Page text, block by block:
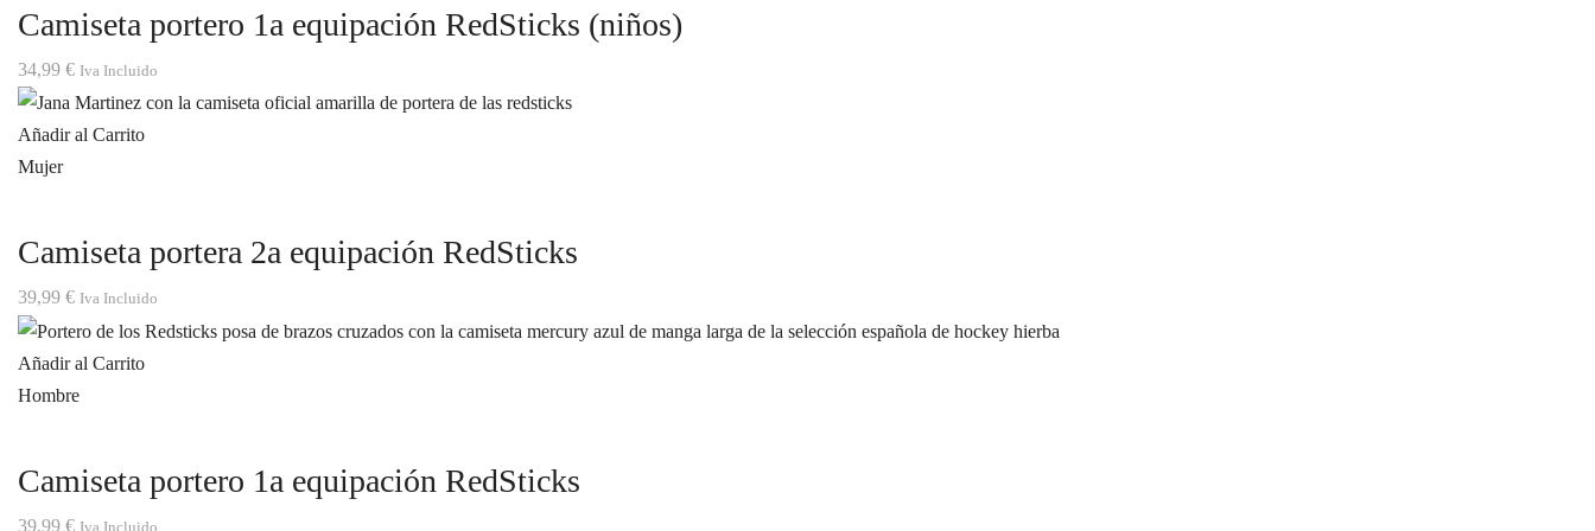
Camiseta portero 1a equipación RedSticks (niños)
34,99 € Iva Incluido
Añadir al Carrito
Mujer
Camiseta portera 2a equipación RedSticks
39,99 € Iva Incluido
Añadir al Carrito
Hombre
Camiseta portero 1a equipación RedSticks
39,99 €